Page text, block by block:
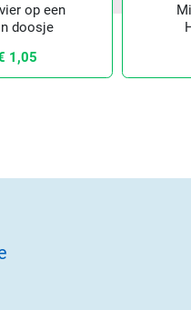
op een
doosje
1,05